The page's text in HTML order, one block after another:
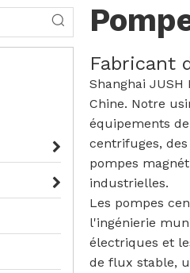
Fabricant
Shanghai
Chine. Notre
équipements
centrifuges,
pompes
industrielles.
Les pompes
l'ingénierie
électriques et
de flux stable,